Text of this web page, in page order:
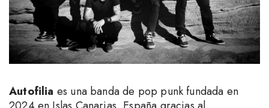
Autofilia es una banda de pop punk fundada en